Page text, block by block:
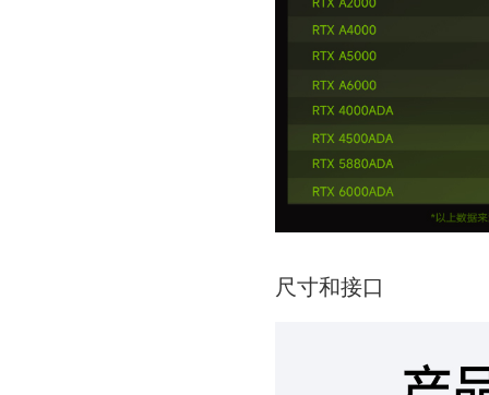
尺寸和接口